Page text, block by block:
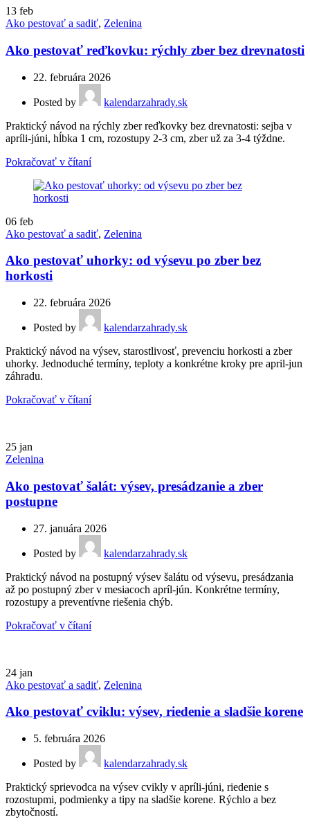
13 feb
Ako pestovať a sadiť, Zelenina
Ako pestovať reďkovku: rýchly zber bez drevnatosti
22. februára 2026
Posted by
kalendarzahrady.sk
Praktický návod na rýchly zber reďkovky bez drevnatosti: sejba v
apríli-júni, hĺbka 1 cm, rozostupy 2-3 cm, zber už za 3-4 týždne.
Pokračovať v čítaní
06 feb
Ako pestovať a sadiť, Zelenina
Ako pestovať uhorky: od výsevu po zber bez
horkosti
22. februára 2026
Posted by
kalendarzahrady.sk
Praktický návod na výsev, starostlivosť, prevenciu horkosti a zber
uhorky. Jednoduché termíny, teploty a konkrétne kroky pre april-jun
záhradu.
Pokračovať v čítaní
25 jan
Zelenina
Ako pestovať šalát: výsev, presádzanie a zber
postupne
27. januára 2026
Posted by
kalendarzahrady.sk
Praktický návod na postupný výsev šalátu od výsevu, presádzania
až po postupný zber v mesiacoch apríl-jún. Konkrétne termíny,
rozostupy a preventívne riešenia chýb.
Pokračovať v čítaní
24 jan
Ako pestovať a sadiť, Zelenina
Ako pestovať cviklu: výsev, riedenie a sladšie korene
5. februára 2026
Posted by
kalendarzahrady.sk
Praktický sprievodca na výsev cvikly v apríli-júni, riedenie s
rozostupmi, podmienky a tipy na sladšie korene. Rýchlo a bez
zbytočností.